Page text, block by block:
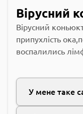
Вірусний
Вірусний
припухлість
воспалились
У мене таке